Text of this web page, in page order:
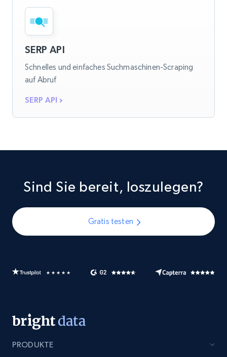
SERP API
Schnelles und einfaches Suchmaschinen-Scraping
auf Abruf
SERP API
Sind Sie bereit, loszulegen?
Gratis testen
PRODUKTE